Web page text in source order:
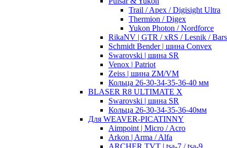
Trail / Apex / Digisight Ultra
Thermion / Digex
Yukon Photon / Nordforce
RikaNV | GTR / xRS / Lesnik /
Schmidt Bender | шина Convex
Swarovski | шина SR
Venox | Patriot
Zeiss | шина ZM/VM
Кольца 26-30-34-35-36-40 мм
BLASER R8 ULTIMATE X
Swarovski | шина SR
Кольца 26-30-34-35-36-40мм
Для WEAVER-PICATINNY
Aimpoint | Micro / Acro
Arkon | Arma / Alfa
ARCHER TVT | tsa-7 / tsa-9